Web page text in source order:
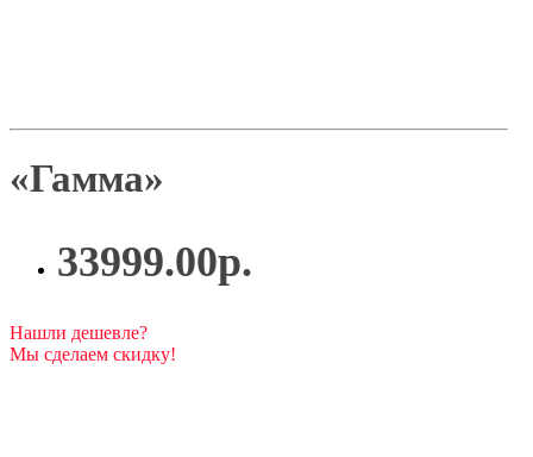
«Гамма»
33999.00р.
Нашли дешевле?
Мы сделаем скидку!